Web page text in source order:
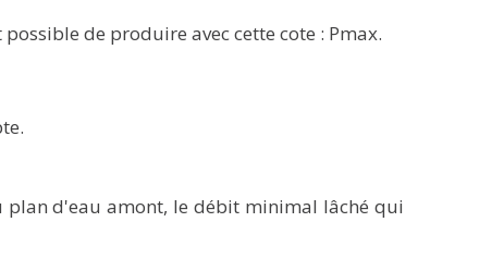
de produire avec cette cote : Pmax.
plan d'eau amont, le débit minimal lâché qui